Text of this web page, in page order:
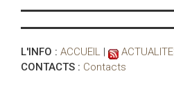
L'INFO : ACCUEIL
CONTACTS : Contacts